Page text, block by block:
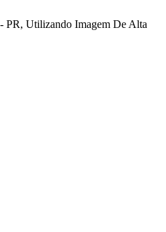
PR, Utilizando Imagem De Alta